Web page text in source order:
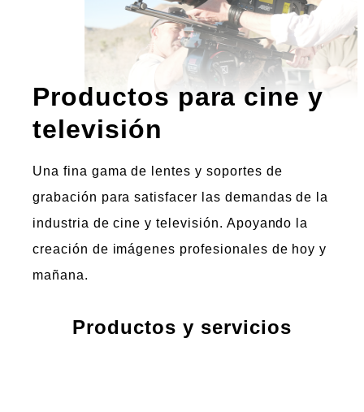
Productos para cine y
televisión
Una fina gama de lentes y soportes de
grabación para satisfacer las demandas de la
industria de cine y televisión. Apoyando la
creación de imágenes profesionales de hoy y
mañana.
Productos y servicios